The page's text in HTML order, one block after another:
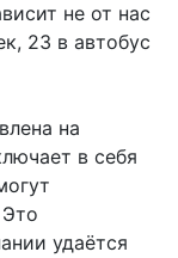
не от нас
23 в автобус
на
в себя
удаётся